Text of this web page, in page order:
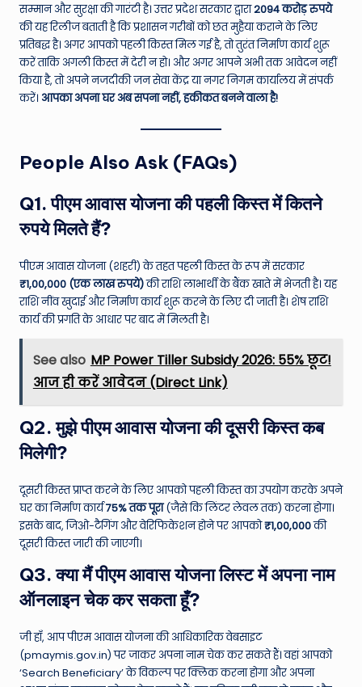
सम्मान और सुरक्षा की गारंटी है। उत्तर प्रदेश सरकार द्वारा2094 करोड़ रुपये
की यह रिलीज बताती है कि प्रशासन गरीबों को छत मुहैया कराने के लिए
प्रतिबद्ध है। अगर आपको पहली किस्त मिल गई है, तो तुरंत निर्माण कार्य शुरू
करें ताकि अगली किस्त में देरी न हो। और अगर आपने अभी तक आवेदन नहीं
किया है, तो अपने नजदीकी जन सेवा केंद्र या नगर निगम कार्यालय में संपर्क
करें। आपका अपना घर अब सपना नहीं, हकीकत बनने वाला है!
People Also Ask (FAQs)
Q1. पीएम आवास योजना की पहली किस्त में कितने
रुपये मिलते हैं?
पीएम आवास योजना (शहरी) के तहत पहली किस्त के रूप में सरकार
₹1,00,000 (एक लाख रुपये)की राशि लाभार्थी के बैंक खाते में भेजती है। यह
राशि नींव खुदाई और निर्माण कार्य शुरू करने के लिए दी जाती है। शेष राशि
कार्य की प्रगति के आधार पर बाद में मिलती है।
See also MP Power Tiller Subsidy 2026: 55% छूट!
आज ही करें आवेदन (Direct Link)
Q2. मुझे पीएम आवास योजना की दूसरी किस्त कब
मिलेगी?
दूसरी किस्त प्राप्त करने के लिए आपको पहली किस्त का उपयोग करके अपने
घर का निर्माण कार्य75% तक पूरा(जैसे कि लिंटर लेवल तक) करना होगा।
इसके बाद, जिओ-टैगिंग और वेरिफिकेशन होने पर आपको₹1,00,000की
दूसरी किस्त जारी की जाएगी।
Q3. क्या मैं पीएम आवास योजना लिस्ट में अपना नाम
ऑनलाइन चेक कर सकता हूँ?
जी हाँ, आप पीएम आवास योजना की आधिकारिक वेबसाइट
(pmaymis.gov.in) पर जाकर अपना नाम चेक कर सकते हैं। वहां आपको
‘Search Beneficiary’ के विकल्प पर क्लिक करना होगा और अपना